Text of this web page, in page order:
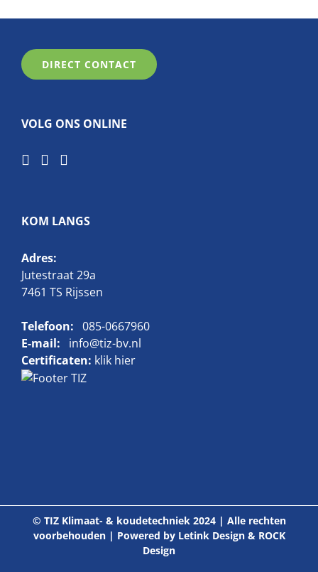
DIRECT CONTACT
VOLG ONS ONLINE
KOM LANGS
Adres:
Jutestraat 29a
7461 TS Rijssen
Telefoon: 085-0667960
E-mail:
info@tiz-bv.nl
Certificaten: klik hier
© TIZ Klimaat- & koudetechniek 2024 | Alle rechten
voorbehouden | Powered by Letink Design& ROCK
Design